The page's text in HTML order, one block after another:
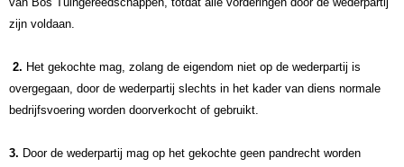
zijn voldaan.
2. Het gekochte mag, zolang de eigendom niet op de wederpartij is
overgegaan, door de wederpartij slechts in het kader van diens normale
bedrijfsvoering worden doorverkocht of gebruikt.
3. Door de wederpartij mag op het gekochte geen pandrecht worden